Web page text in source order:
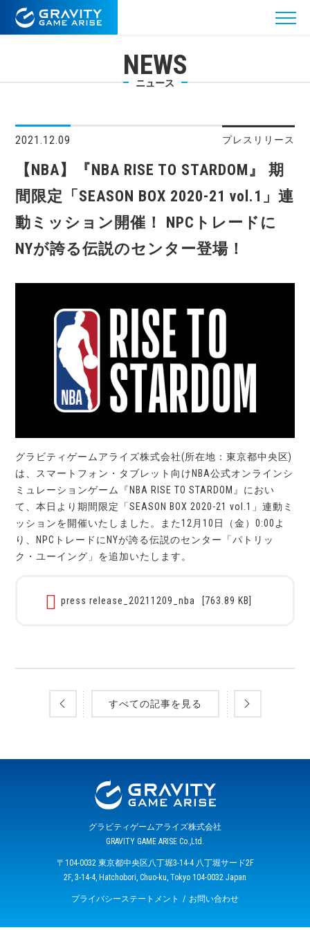
NEWS
ニュース
2021.12.09 プレスリリース
【NBA】『NBA RISE TO STARDOM』 期
間限定「SEASON BOX 2020-21 vol.1」連
動ミッション開催！ NPCトレードに
NYが誇る伝説のセンター登場！
グラビティゲームアライズ株式会社(所在地：東京都中央区)
は、スマートフォン・タブレット向けNBA公式オンラインシ
ミュレーションゲーム『NBA RISE TO STARDOM』におい
て、本日より期間限定「SEASON BOX 2020-21 vol.1」連動ミ
ッションを開催いたしました。また12月10日（金）0:00よ
り、NPCトレードにNYが誇る伝説のセンター「パトリッ
ク・ユーイング」を追加いたします。
press release_20211209_nba [763.89 KB]
すべての記事を見る
グラビティゲームアライズ株式会社
GRAVITY GAME ARISE Co.,Ltd.
〒104-0032 東京都中央区八丁堀3-14-4 八丁堀サード2F
2F, 3-14-4, Hatchobori, Chuo-ku, Tokyo 104-0032 Japan
プライバシーステートメント お問い合わせ